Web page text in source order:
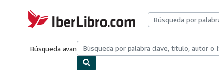
IberLibro.com
Búsqueda avanzadaColecciones Libros antiguosArte y